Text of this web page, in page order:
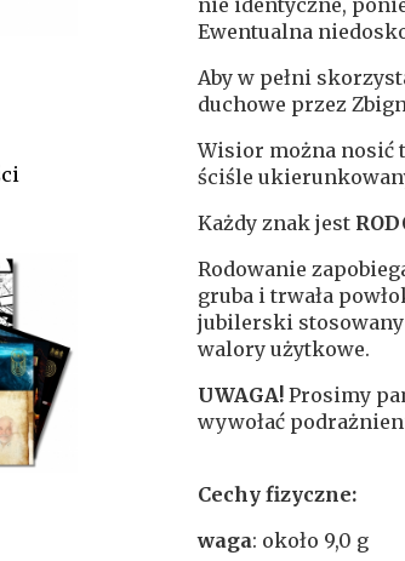
nie identyczne,
Ewentualna
Aby w pełni
duchowe przez
Wisior można nosić
ściśle
Każdy znak jest
Rodowanie
gruba i trwała
jubilerski stosowany
walory użytkowe.
UWAGA! Prosimy
wywołać
Cechy fizyczne:
waga: około 9,0 g